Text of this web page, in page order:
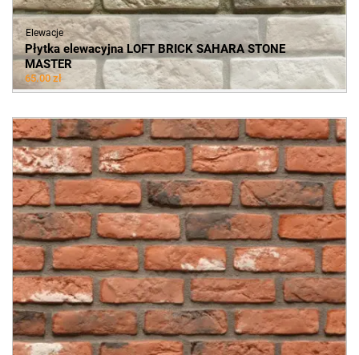
Elewacje
Płytka elewacyjna LOFT BRICK SAHARA STONE
MASTER
65.00 zł